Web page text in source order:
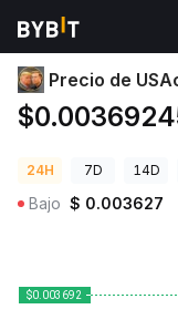
Precios de
Precio de
24H 7D 14D
Bajo $ 0.003627